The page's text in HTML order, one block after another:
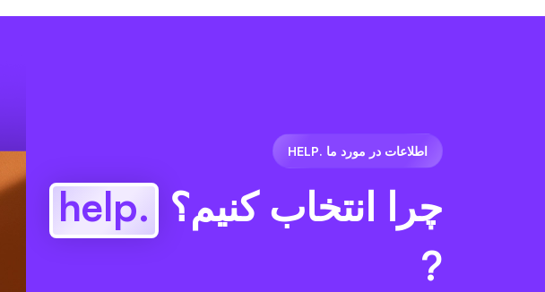
اطلاعات در مورد ما .HELP
چرا انتخاب کنیم؟ .help
?